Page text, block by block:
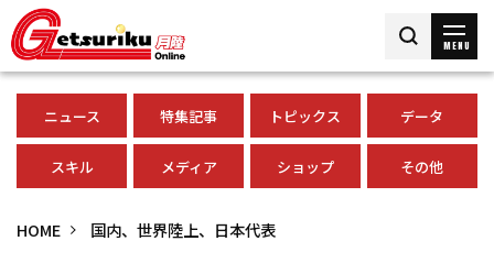
MENU
ニュース 特集記事 トピックス データ
スキル メディア ショップ その他
HOME 国内、世界陸上、日本代表